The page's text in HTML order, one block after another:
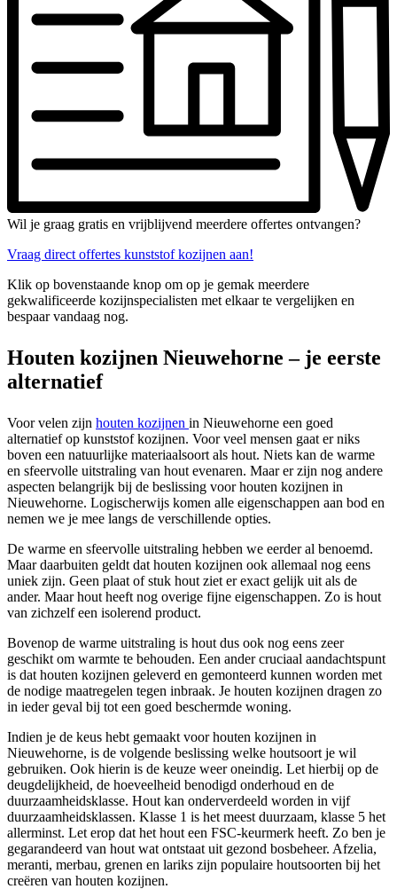
Wil je graag gratis en vrijblijvend meerdere offertes ontvangen?
Vraag direct offertes kunststof kozijnen aan!
Klik op bovenstaande knop om op je gemak meerdere
gekwalificeerde kozijnspecialisten met elkaar te vergelijken en
bespaar vandaag nog.
Houten kozijnen Nieuwehorne – je eerste
alternatief
Voor velen zijn houten kozijnen in Nieuwehorne een goed
alternatief op kunststof kozijnen. Voor veel mensen gaat er niks
boven een natuurlijke materiaalsoort als hout. Niets kan de warme
en sfeervolle uitstraling van hout evenaren. Maar er zijn nog andere
aspecten belangrijk bij de beslissing voor houten kozijnen in
Nieuwehorne. Logischerwijs komen alle eigenschappen aan bod en
nemen we je mee langs de verschillende opties.
De warme en sfeervolle uitstraling hebben we eerder al benoemd.
Maar daarbuiten geldt dat houten kozijnen ook allemaal nog eens
uniek zijn. Geen plaat of stuk hout ziet er exact gelijk uit als de
ander. Maar hout heeft nog overige fijne eigenschappen. Zo is hout
van zichzelf een isolerend product.
Bovenop de warme uitstraling is hout dus ook nog eens zeer
geschikt om warmte te behouden. Een ander cruciaal aandachtspunt
is dat houten kozijnen geleverd en gemonteerd kunnen worden met
de nodige maatregelen tegen inbraak. Je houten kozijnen dragen zo
in ieder geval bij tot een goed beschermde woning.
Indien je de keus hebt gemaakt voor houten kozijnen in
Nieuwehorne, is de volgende beslissing welke houtsoort je wil
gebruiken. Ook hierin is de keuze weer oneindig. Let hierbij op de
deugdelijkheid, de hoeveelheid benodigd onderhoud en de
duurzaamheidsklasse. Hout kan onderverdeeld worden in vijf
duurzaamheidsklassen. Klasse 1 is het meest duurzaam, klasse 5 het
allerminst. Let erop dat het hout een FSC-keurmerk heeft. Zo ben je
gegarandeerd van hout wat ontstaat uit gezond bosbeheer. Afzelia,
meranti, merbau, grenen en lariks zijn populaire houtsoorten bij het
creëren van houten kozijnen.